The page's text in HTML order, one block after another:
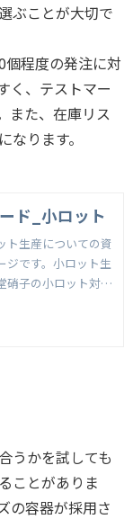
ぶことが大切で
程度の発注に対
く、テストマー
また、在庫リス
ります。
ド_小ロット
ト生産についての資
ジです。小ロット生
硝子の小ロット対応
うかを試しても
ことがありま
の容器が採用さ